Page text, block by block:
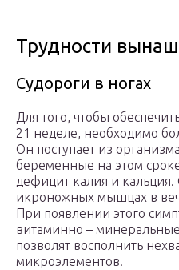
Трудности
Судороги в ногах
Для того, чтобы
21 неделе, необходимо
Он поступает из
беременные на этом
дефицит калия и кальция.
икроножных мышцах в
При появлении этого
витаминно –
позволят восполнить
микроэлементов.